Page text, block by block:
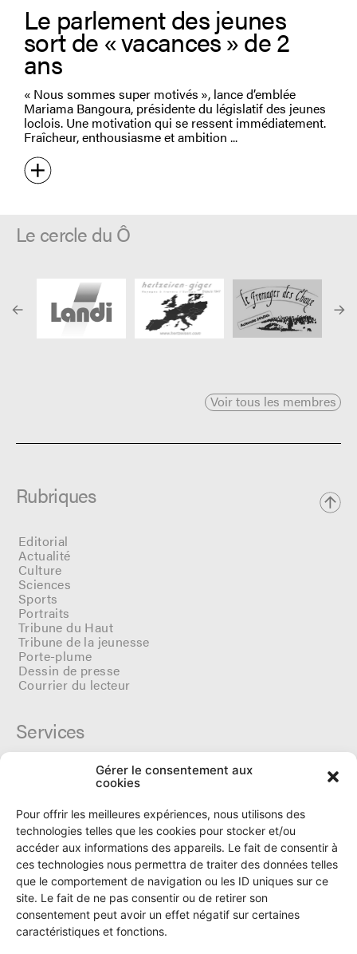
Gérer le consentement aux
cookies
Pour offrir les meilleures expériences, nous utilisons des
technologies telles que les cookies pour stocker et/ou
accéder aux informations des appareils. Le fait de consentir à
ces technologies nous permettra de traiter des données telles
que le comportement de navigation ou les ID uniques sur ce
site. Le fait de ne pas consentir ou de retirer son
consentement peut avoir un effet négatif sur certaines
caractéristiques et fonctions.
Le parlement des jeunes
sort de « vacances » de 2
ans
« Nous sommes super motivés », lance d’emblée
Mariama Bangoura, présidente du législatif des jeunes
loclois. Une motivation qui se ressent immédiatement.
Fraîcheur, enthousiasme et ambition
Le cercle du Ô
Voir tous les membres
Rubriques
Editorial
Actualité
Culture
Sciences
Sports
Portraits
Tribune du Haut
Tribune de la jeunesse
Porte-plume
Dessin de presse
Courrier du lecteur
Services
Archives
Tarifs et dates de parutions
Politique de cookies
Politique de confidentialité
Le Ô